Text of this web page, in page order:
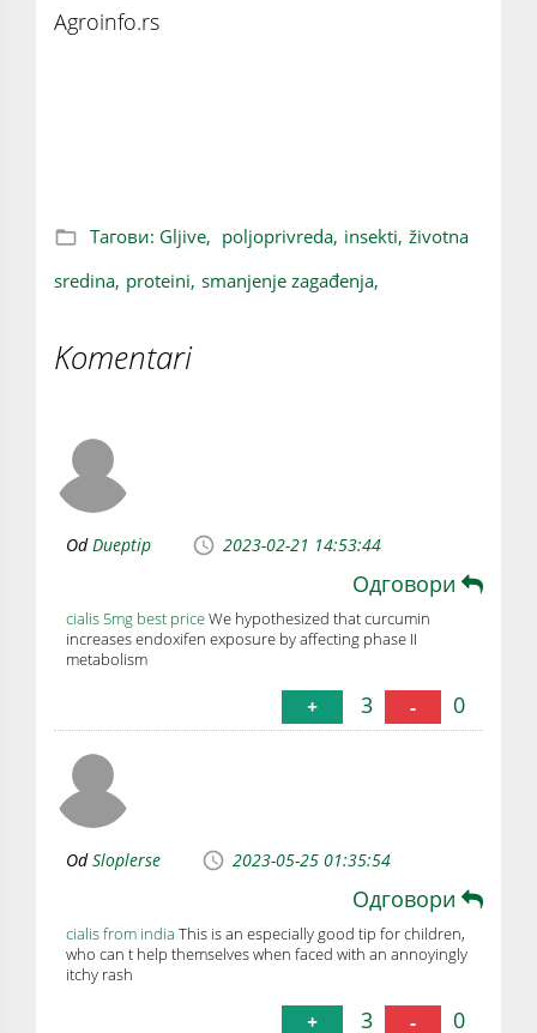
Agroinfo.rs
Тагови: Gljive, poljoprivreda, insekti, životna
sredina, proteini, smanjenje zagađenja,
Komentari
OdDueptip 2023-02-21 14:53:44
Одговори
cialis 5mg best priceWe hypothesized that curcumin
increases endoxifen exposure by affecting phase II
metabolism
+ 3 - 0
OdSloplerse 2023-05-25 01:35:54
Одговори
cialis from india This is an especially good tip for children,
who can t help themselves when faced with an annoyingly
itchy rash
+ 3 - 0